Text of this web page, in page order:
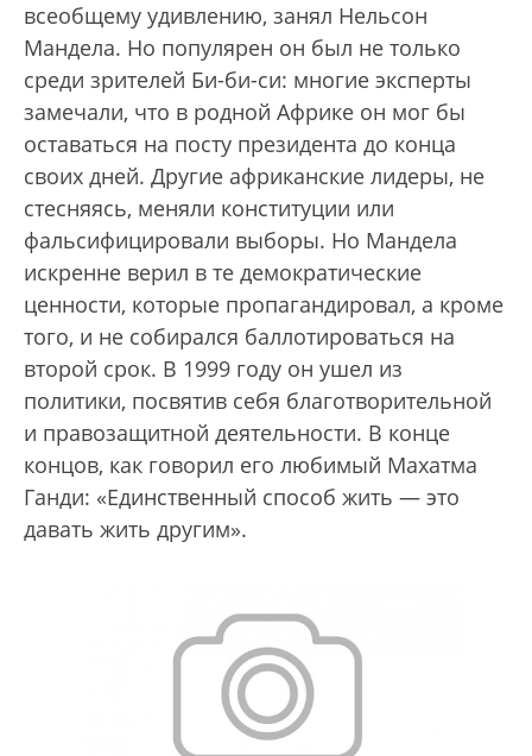
всеобщему удивлению, занял Нельсон
Мандела. Но популярен он был не только
среди зрителей Би-би-си: многие эксперты
замечали, что в родной Африке он мог бы
оставаться на посту президента до конца
своих дней. Другие африканские лидеры, не
стесняясь, меняли конституции или
фальсифицировали выборы. Но Мандела
искренне верил в те демократические
ценности, которые пропагандировал, а кроме
того, и не собирался баллотироваться на
второй срок. В 1999 году он ушел из
политики, посвятив себя благотворительной
и правозащитной деятельности. В конце
концов, как говорил его любимый Махатма
Ганди: «Единственный способ жить — это
давать жить другим».